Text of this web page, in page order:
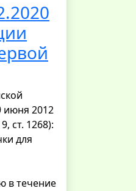
июня 2012
ст. 1268):
для
в течение